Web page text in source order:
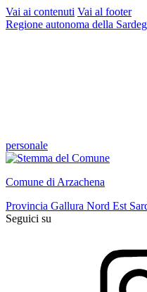
Vai ai contenuti Vai al footer
Regione autonoma della
personale
Comune di Arzachena
Provincia Gallura Nord Est
Seguici su